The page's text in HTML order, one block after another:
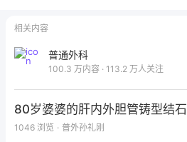
相关内容
普通外科
100.3 万内容 · 113.2 万人关注
80岁婆婆的肝内外胆管铸型结石
1046 浏览 · 普外孙礼刚